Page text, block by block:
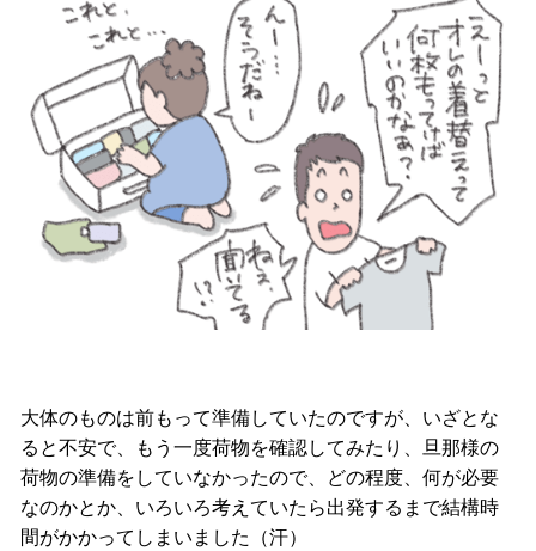
大体のものは前もって準備していたのですが、いざとな
ると不安で、もう一度荷物を確認してみたり、旦那様の
荷物の準備をしていなかったので、どの程度、何が必要
なのかとか、いろいろ考えていたら出発するまで結構時
間がかかってしまいました（汗）